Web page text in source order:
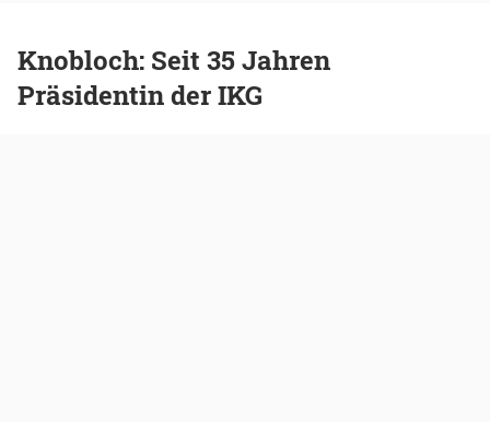
Knobloch: Seit 35 Jahren
Präsidentin der IKG